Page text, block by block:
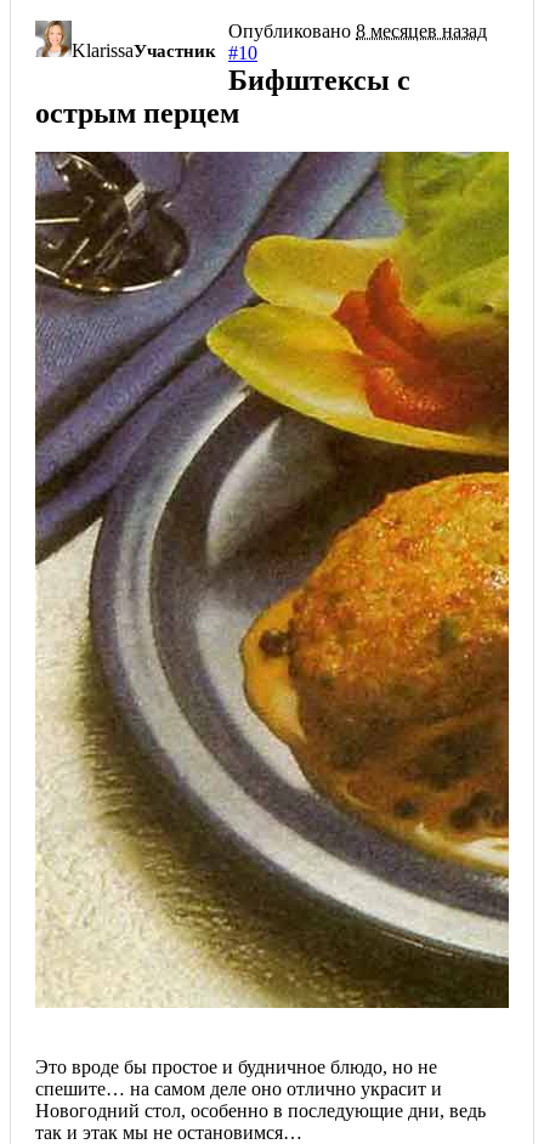
KlarissaУчастник
Опубликовано 8 месяцев назад
#10
Бифштексы с
острым перцем
Это вроде бы простое и будничное блюдо, но не
спешите… на самом деле оно отлично украсит и
Новогодний стол, особенно в последующие дни, ведь
так и этак мы не остановимся…